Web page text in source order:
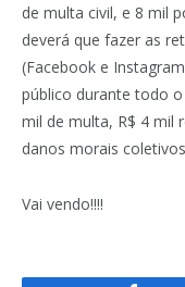
de multa civil, e 8 mil
deverá que fazer as
(Facebook e
público durante todo
mil de multa, R$ 4 mil
danos morais
Vai vendo!!!!